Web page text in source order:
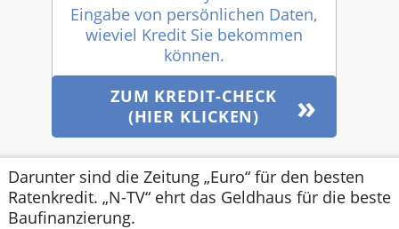
Eingabe von persönlichen Daten,
wieviel Kredit Sie bekommen
können.
ZUM KREDIT-CHECK
(HIER KLICKEN)
Darunter sind die Zeitung „Euro“ für den besten
Ratenkredit. „N-TV“ ehrt das Geldhaus für die beste
Baufinanzierung.